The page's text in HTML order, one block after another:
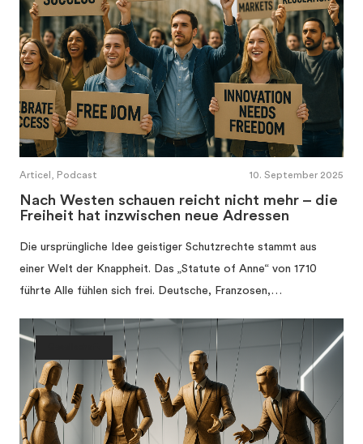
Articel, Podcast 10. September 2025
Nach Westen schauen reicht nicht mehr – die
Freiheit hat inzwischen neue Adressen
Die ursprüngliche Idee geistiger Schutzrechte stammt aus
einer Welt der Knappheit. Das „Statute of Anne“ von 1710
führte Alle fühlen sich frei. Deutsche, Franzosen,…